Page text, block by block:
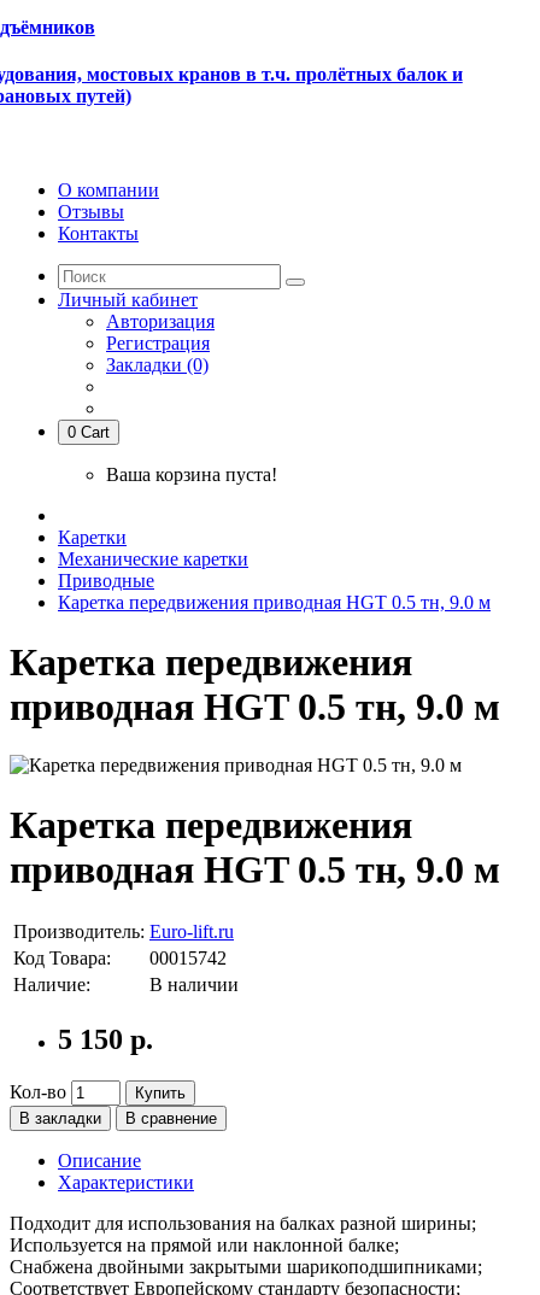
мостовых кранов в т.ч. пролётных балок и
путей)
О компании
Отзывы
Контакты
Личный кабинет
Авторизация
Регистрация
Закладки (0)
0 Cart
Ваша корзина пуста!
Каретки
Механические каретки
Приводные
Каретка передвижения приводная HGT 0.5 тн, 9.0 м
Каретка передвижения
приводная HGT 0.5 тн, 9.0 м
Каретка передвижения
приводная HGT 0.5 тн, 9.0 м
Производитель: Euro-lift.ru
Код Товара:
00015742
Наличие:
В наличии
5 150 р.
Кол-во
Купить
В закладки
В сравнение
Описание
Характеристики
Подходит для использования на балках разной ширины;
Используется на прямой или наклонной балке;
Снабжена двойными закрытыми шарикоподшипниками;
Соответствует Европейскому стандарту безопасности;